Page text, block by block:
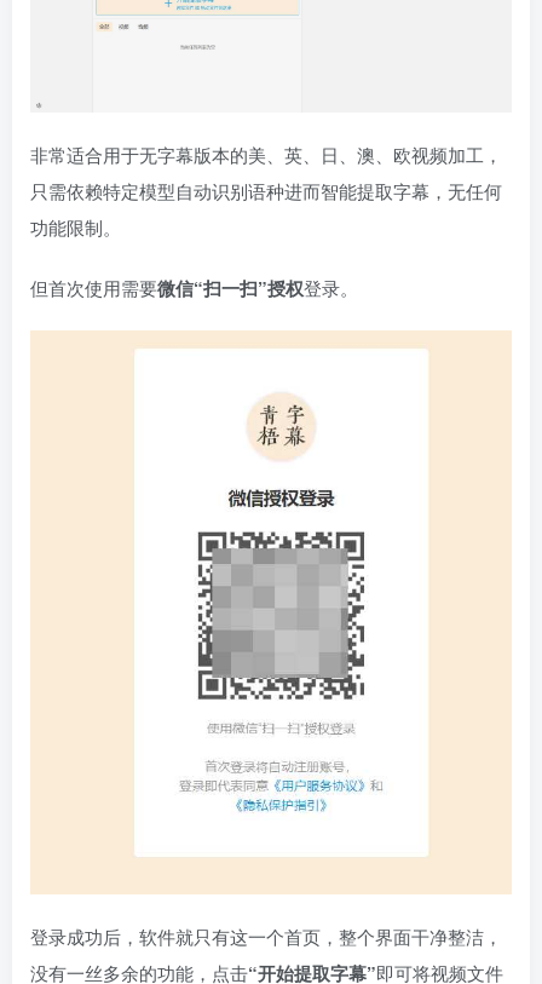
非常适合用于无字幕版本的美、英、日、澳、欧视频加工，
只需依赖特定模型自动识别语种进而智能提取字幕，无任何
功能限制。
但首次使用需要微信“扫一扫”授权登录。
登录成功后，软件就只有这一个首页，整个界面干净整洁，
没有一丝多余的功能，点击“开始提取字幕”即可将视频文件